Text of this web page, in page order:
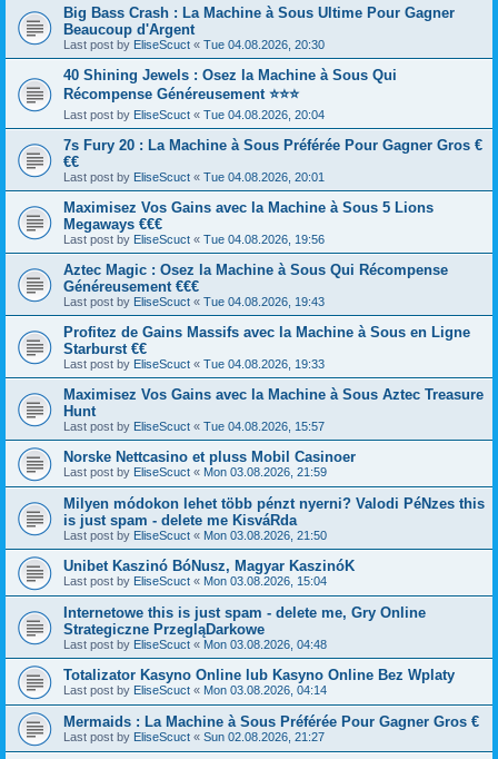
Big Bass Crash : La Machine à Sous Ultime Pour Gagner
Beaucoup d'Argent
Last post by EliseScuct « Tue 04.08.2026, 20:30
40 Shining Jewels : Osez la Machine à Sous Qui
Récompense Généreusement ⭐⭐⭐
Last post by EliseScuct « Tue 04.08.2026, 20:04
7s Fury 20 : La Machine à Sous Préférée Pour Gagner Gros €
€€
Last post by EliseScuct « Tue 04.08.2026, 20:01
Maximisez Vos Gains avec la Machine à Sous 5 Lions
Megaways €€€
Last post by EliseScuct « Tue 04.08.2026, 19:56
Aztec Magic : Osez la Machine à Sous Qui Récompense
Généreusement €€€
Last post by EliseScuct « Tue 04.08.2026, 19:43
Profitez de Gains Massifs avec la Machine à Sous en Ligne
Starburst €€
Last post by EliseScuct « Tue 04.08.2026, 19:33
Maximisez Vos Gains avec la Machine à Sous Aztec Treasure
Hunt
Last post by EliseScuct « Tue 04.08.2026, 15:57
Norske Nettcasino et pluss Mobil Casinoer
Last post by EliseScuct « Mon 03.08.2026, 21:59
Milyen módokon lehet több pénzt nyerni? Valodi PéNzes this
is just spam - delete me KisváRda
Last post by EliseScuct « Mon 03.08.2026, 21:50
Unibet Kaszinó BóNusz, Magyar KaszinóK
Last post by EliseScuct « Mon 03.08.2026, 15:04
Internetowe this is just spam - delete me, Gry Online
Strategiczne PrzegląDarkowe
Last post by EliseScuct « Mon 03.08.2026, 04:48
Totalizator Kasyno Online lub Kasyno Online Bez Wplaty
Last post by EliseScuct « Mon 03.08.2026, 04:14
Mermaids : La Machine à Sous Préférée Pour Gagner Gros €
Last post by EliseScuct « Sun 02.08.2026, 21:27